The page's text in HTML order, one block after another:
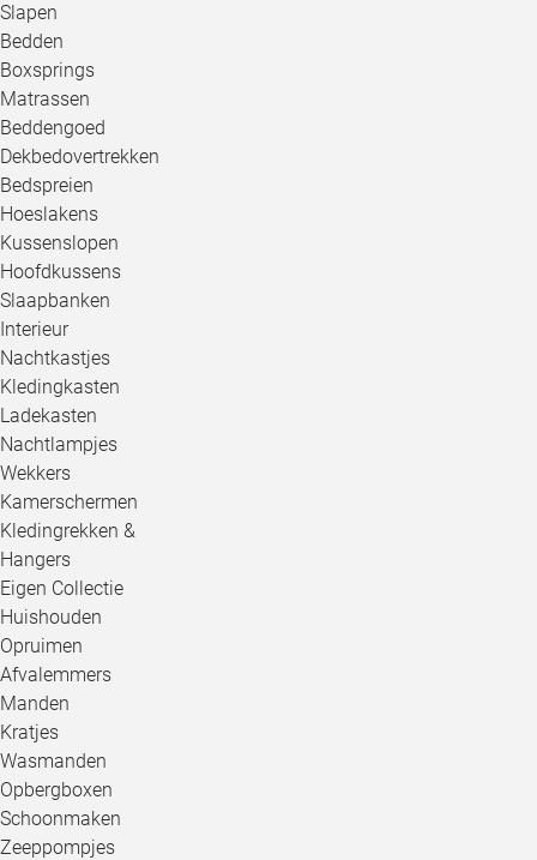
Slapen
Bedden
Boxsprings
Matrassen
Beddengoed
Dekbedovertrekken
Bedspreien
Hoeslakens
Kussenslopen
Hoofdkussens
Slaapbanken
Interieur
Nachtkastjes
Kledingkasten
Ladekasten
Nachtlampjes
Wekkers
Kamerschermen
Kledingrekken &
Hangers
Eigen Collectie
Huishouden
Opruimen
Afvalemmers
Manden
Kratjes
Wasmanden
Opbergboxen
Schoonmaken
Zeeppompjes